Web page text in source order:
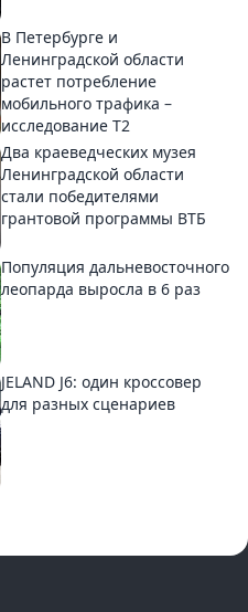
В Петербурге и
Ленинградской области
растет потребление
мобильного трафика –
исследование T2
Два краеведческих музея
Ленинградской области
стали победителями
грантовой программы ВТБ
Популяция дальневосточного
леопарда выросла в 6 раз
JELAND J6: один кроссовер
для разных сценариев